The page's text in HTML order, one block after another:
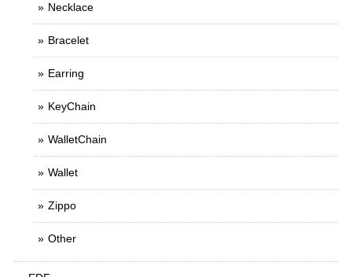
Necklace
Bracelet
Earring
KeyChain
WalletChain
Wallet
Zippo
Other